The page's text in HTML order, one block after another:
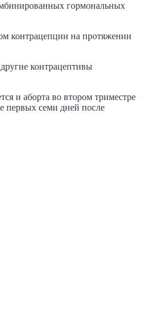
гормональных
контрацепции на протяжении
контрацептивы
и аборта во втором триместре
первых семи дней после